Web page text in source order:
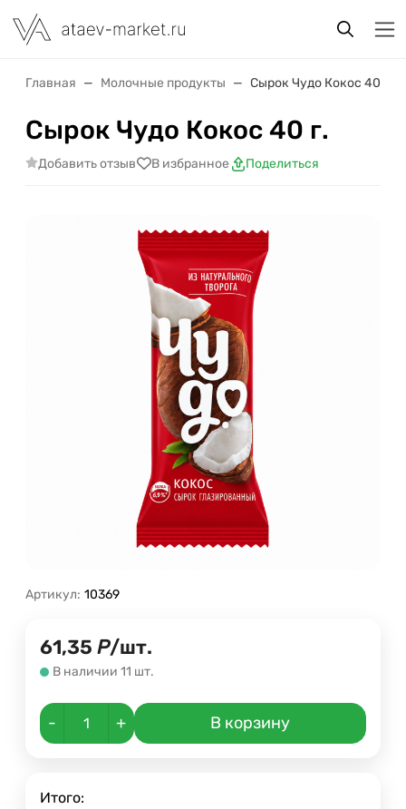
Главная Молочные продукты Сырок Чудо Кокос 40 г.
Сырок Чудо Кокос 40 г.
Добавить отзыв В избранное Поделиться
Артикул: 10369
61,35 Р/шт.
В наличии 11 шт.
- + В корзину
Итого: